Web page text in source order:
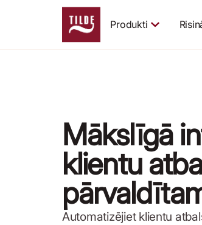
Produkti
Mākslīgā
klientu
Automatizējiet klientu